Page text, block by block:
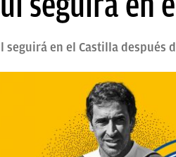
seguirá en el Castilla después